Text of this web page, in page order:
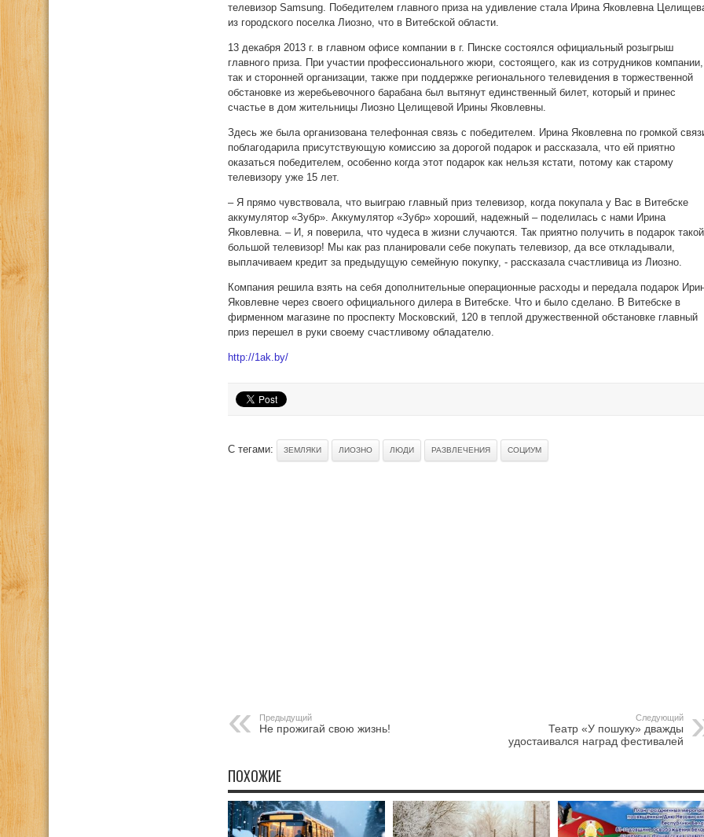
телевизор Samsung. Победителем главного приза на удивление стала Ирина Яковлевна
из городского поселка Лиозно, что в Витебской области.
13 декабря 2013 г. в главном офисе компании в г. Пинске состоялся официальный розыгрыш
главного приза. При участии профессионального жюри, состоящего, как из сотрудников компании,
так и сторонней организации, также при поддержке регионального телевидения в торжественной
обстановке из жеребьевочного барабана был вытянут единственный билет, который и принес
счастье в дом жительницы Лиозно Целищевой Ирины Яковлевны.
Здесь же была организована телефонная связь с победителем. Ирина Яковлевна по громкой
поблагодарила присутствующую комиссию за дорогой подарок и рассказала, что ей приятно
оказаться победителем, особенно когда этот подарок как нельзя кстати, потому как старому
телевизору уже 15 лет.
– Я прямо чувствовала, что выиграю главный приз телевизор, когда покупала у Вас в Витебске
аккумулятор «Зубр». Аккумулятор «Зубр» хороший, надежный – поделилась с нами Ирина
Яковлевна. – И, я поверила, что чудеса в жизни случаются. Так приятно получить в подарок такой
большой телевизор! Мы как раз планировали себе покупать телевизор, да все откладывали,
выплачиваем кредит за предыдущую семейную покупку, - рассказала счастливица из Лиозно.
Компания решила взять на себя дополнительные операционные расходы и передала подарок
Яковлевне через своего официального дилера в Витебске. Что и было сделано. В Витебске в
фирменном магазине по проспекту Московский, 120 в теплой дружественной обстановке главный
приз перешел в руки своему счастливому обладателю.
http://1ak.by/
С тегами: ЗЕМЛЯКИ ЛИОЗНО ЛЮДИ РАЗВЛЕЧЕНИЯ СОЦИУМ
Предыдущий
Не прожигай свою жизнь!
Следующий
Театр «У пошуку» дважды
удостаивался наград фестивалей
ПОХОЖИЕ